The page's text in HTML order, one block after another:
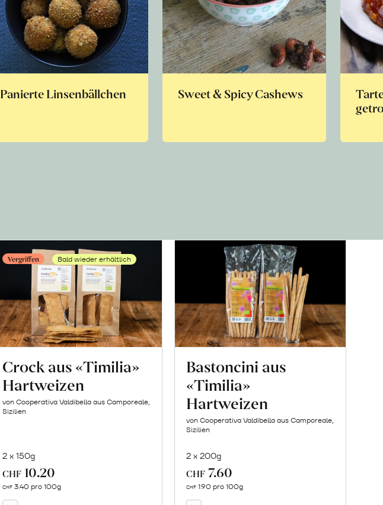
Panierte Linsenbällchen Sweet & Spicy Cashews
Vergriffen Bald wieder erhältlich
Crock aus «Timilia»
Hartweizen
von Cooperativa Valdibella aus Camporeale,
Sizilien
2 x 150g
CHF 10.20
CHF 3.40 pro 100g
Bastoncini aus
«Timilia»
Hartweizen
von Cooperativa Valdibella aus Camporeale,
Sizilien
2 x 200g
CHF 7.60
CHF 1.90 pro 100g